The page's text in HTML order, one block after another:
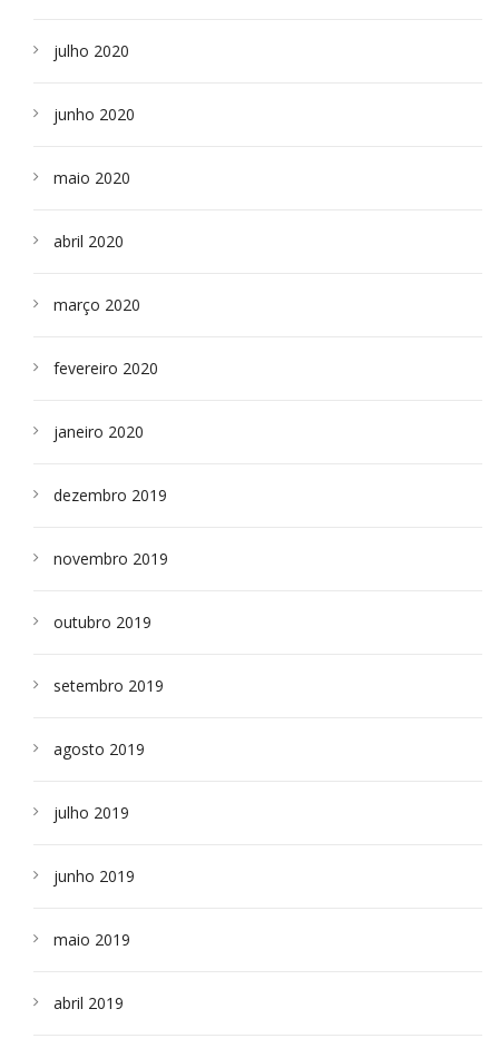
julho 2020
junho 2020
maio 2020
abril 2020
março 2020
fevereiro 2020
janeiro 2020
dezembro 2019
novembro 2019
outubro 2019
setembro 2019
agosto 2019
julho 2019
junho 2019
maio 2019
abril 2019